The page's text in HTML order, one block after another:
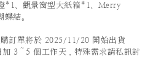
*1、觀景窗型大紙箱*1、Ｍerry
結。
訂單將於 2025/11/20 開始出貨
3～5 個工作天，特殊需求請私訊討